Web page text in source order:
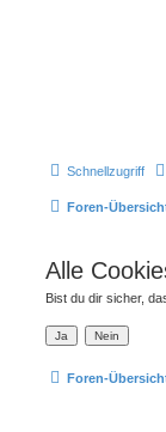
Schnellzugriff
Foren-
Alle
Bist du dir sicher,
Foren-